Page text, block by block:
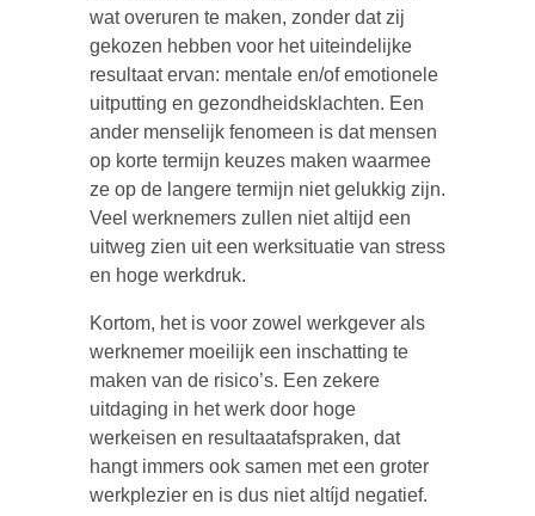
wat overuren te maken, zonder dat zij
gekozen hebben voor het uiteindelijke
resultaat ervan: mentale en/of emotionele
uitputting en gezondheidsklachten. Een
ander menselijk fenomeen is dat mensen
op korte termijn keuzes maken waarmee
ze op de langere termijn niet gelukkig zijn.
Veel werknemers zullen niet altijd een
uitweg zien uit een werksituatie van stress
en hoge werkdruk.
Kortom, het is voor zowel werkgever als
werknemer moeilijk een inschatting te
maken van de risico’s. Een zekere
uitdaging in het werk door hoge
werkeisen en resultaatafspraken, dat
hangt immers ook samen met een groter
werkplezier en is dus niet altíjd negatief.